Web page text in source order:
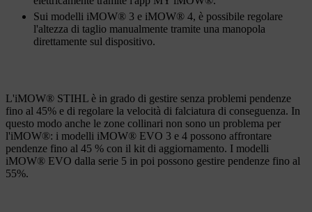
Sui modelli iMOW® 3 e iMOW® 4, è possibile regolare
l'altezza di taglio manualmente tramite una manopola
direttamente sul dispositivo.
L'iMOW® STIHL è in grado di gestire senza problemi pendenze
fino al 45% e di regolare la velocità di falciatura di conseguenza. In
questo modo anche le zone collinari non sono un problema per
l'iMOW®: i modelli iMOW® EVO 3 e 4 possono affrontare
pendenze fino al 45 % con il kit di aggiornamento. I modelli
iMOW® EVO dalla serie 5 in poi possono gestire pendenze fino al
55%.